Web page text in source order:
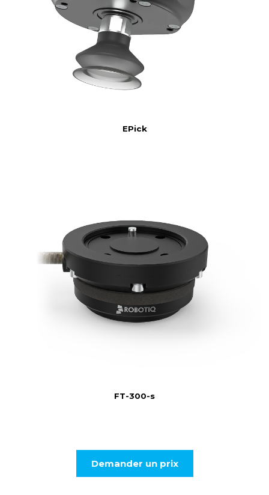
EPick
FT-300-s
Demander un prix